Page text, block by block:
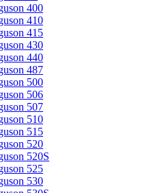
400
410
415
430
440
487
500
506
507
510
515
520
520S
525
530